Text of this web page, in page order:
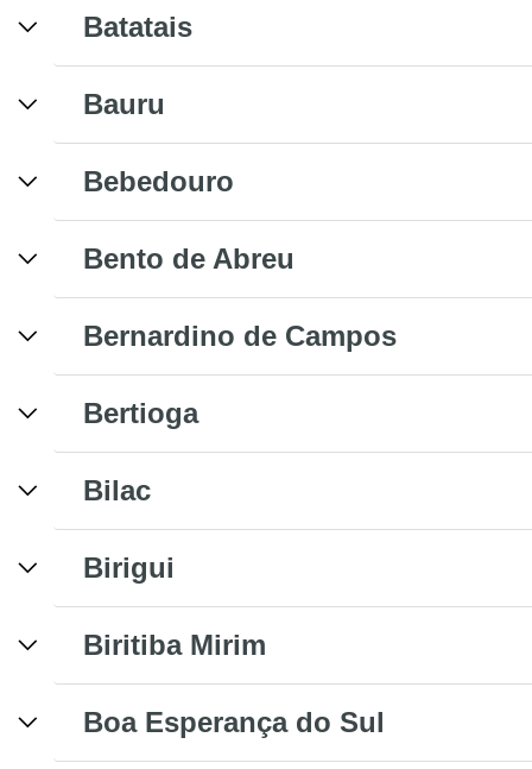
Batatais
Bauru
Bebedouro
Bento de Abreu
Bernardino de Campos
Bertioga
Bilac
Birigui
Biritiba Mirim
Boa Esperança do Sul